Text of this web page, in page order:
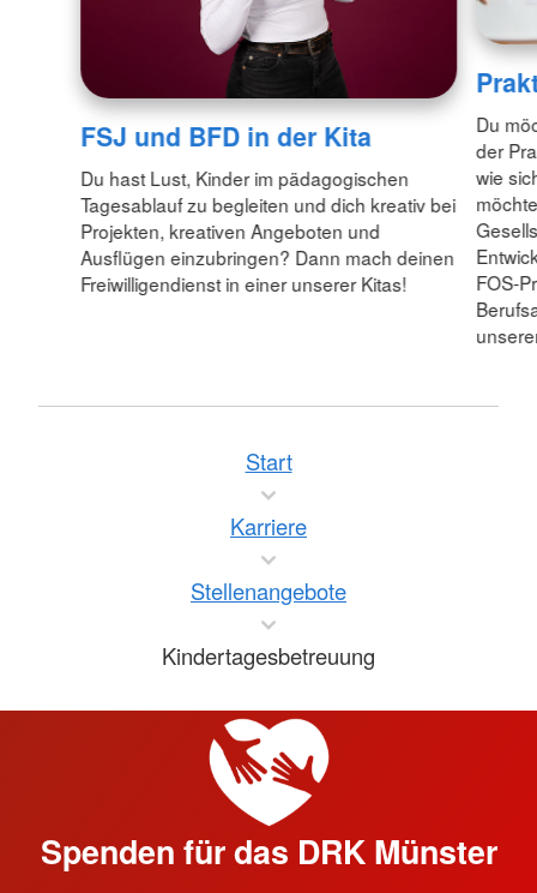
Mehr Informationen:Der Einsatz von Personal
in den Kindertageseinrichtungen ist im
Kinderbildungsgesetz (KiBiz) geregelt.
Konkretisiert wurden die dazu erforderlichen
Qualifikationen in der Personalverordnung
(PVO).
Mehr anzeigen
FSJ und BFD in der Kita
Du hast Lust, Kinder im pädagogischen
Tagesablauf zu begleiten und dich kreativ bei
Projekten, kreativen Angeboten und
Ausflügen einzubringen? Dann mach deinen
Freiwilligendienst in einer unserer Kitas!
Du
der
wie
FOS-
Start
Karriere
Stellenangebote
Kindertagesbetreuung
Spenden für das DRK Münster